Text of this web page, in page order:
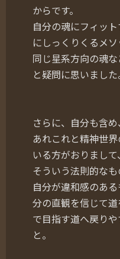
からです。
自分の魂にフィッ
にしっくりくるメソ
同じ星系方向の魂
と疑問に思いました
さらに、自分も含め
あれこれと精神世
いる方がおりまして、
そういう法則的なも
自分が違和感のあ
分の直観を信じて
で目指す道へ戻り
と。